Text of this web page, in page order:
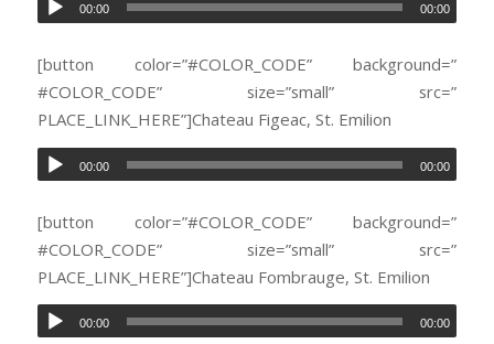
00:00 00:00
[button color=”#COLOR_CODE” background=”
#COLOR_CODE” size=”small” src=”
PLACE_LINK_HERE”]Chateau Figeac, St. Emilion
00:00 00:00
[button color=”#COLOR_CODE” background=”
#COLOR_CODE” size=”small” src=”
PLACE_LINK_HERE”]Chateau Fombrauge, St. Emilion
00:00 00:00